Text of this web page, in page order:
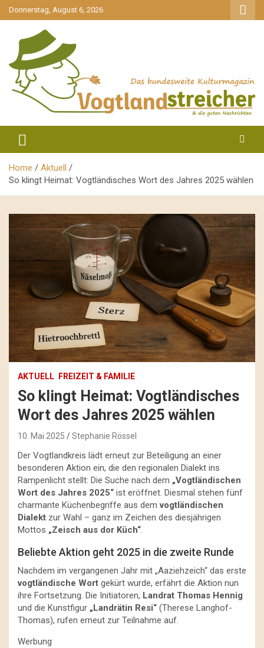
gehe
zum
Donnerstag, August 6, 2026
Vogtlandstreicher
Home
Aktuell
So klingt Heimat: Vogtländisches Wort des Jahres 2025 wählen
AKTUELL FREIZEIT & FAMILIE
So klingt Heimat: Vogtländisches
Wort des Jahres 2025 wählen
10. Mai 2025 Stephanie Rössel
Der Vogtlandkreis lädt erneut zur Beteiligung an einer
besonderen Aktion ein, die den regionalen Dialekt ins
Rampenlicht stellt: Die Suche nach dem „Vogtländischen
Wort des Jahres 2025“ ist eröffnet. Diesmal stehen fünf
charmante Küchenbegriffe aus demvogtländischen
Dialekt zur Wahl – ganz im Zeichen des diesjährigen
Mottos „Zeisch aus dor Küch“.
Beliebte Aktion geht 2025 in die zweite Runde
Nachdem im vergangenen Jahr mit „Aaziehzeich“ das erste
vogtländische Wort gekürt wurde, erfährt die Aktion nun
ihre Fortsetzung. Die Initiatoren, Landrat Thomas Hennig
und die Kunstfigur „Landrätin Resi“ (Therese Langhof-
Thomas), rufen erneut zur Teilnahme auf.
Werbung